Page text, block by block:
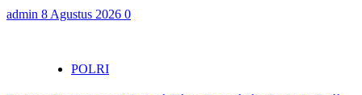
admin 8 Agustus 2026 0
POLRI